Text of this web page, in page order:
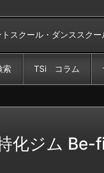
トスクール・ダンススクー
索 TSi コラム
化ジム